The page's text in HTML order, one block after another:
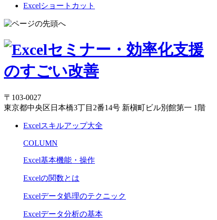
Excelショートカット
〒103-0027
東京都中央区日本橋3丁目2番14号 新槇町ビル別館第一 1階
Excelスキルアップ大全
COLUMN
Excel基本機能・操作
Excelの関数とは
Excelデータ処理のテクニック
Excelデータ分析の基本